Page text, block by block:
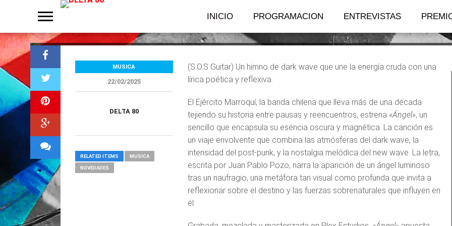
INICIO PROGRAMACION ENTREVISTAS
presenta un golpe oscuro de
(S.O.S Guitar) Un himno de dark wave que une la energía cruda con una
lírica poética y reflexiva.
El Ejército Marroquí, la banda chilena que lleva más de una década
tejiendo su historia entre pausas y reencuentros, estrena «Ángel», un
sencillo que encapsula su esencia oscura y magnética. La canción es
un viaje envolvente que combina las atmósferas del dark wave, la
intensidad del post-punk, y la nostalgia melódica del new wave. La letra,
escrita por Juan Pablo Pozo, narra la aparición de un ángel luminoso
tras un naufragio, una metáfora tan visual como profunda que invita a
reflexionar sobre el destino y las fuerzas sobrenaturales que influyen en
él.
MUSICA
22/02/2025
DELTA 80
RELATED ITEMS MUSICA
NOVEDADES